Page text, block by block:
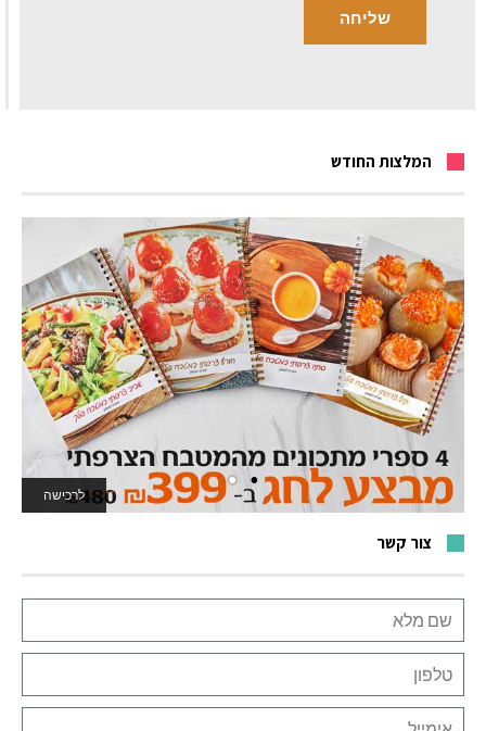
המלצות החודש
לרכישה
לאתר המשחקים
צור קשר